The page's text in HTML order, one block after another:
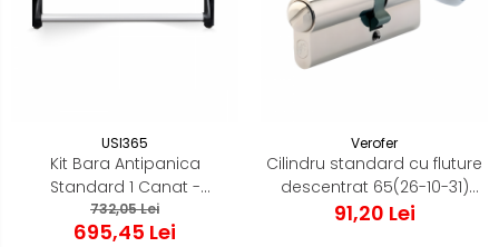
USI365
Kit Bara Antipanica
Standard 1 Canat -
(Include: broasca
antipanica - cilindru -
732,05 Lei
695,45 Lei
Verofer
Cilindru standard cu fluture
descentrat 65(26-10-31)
Normal 0.2 Nikel Zimti
91,20 Lei